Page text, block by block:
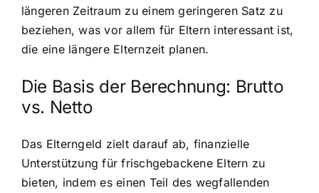
längeren Zeitraum zu einem geringeren Satz zu
beziehen, was vor allem für Eltern interessant ist,
die eine längere Elternzeit planen.
Die Basis der Berechnung: Brutto
vs. Netto
Das Elterngeld zielt darauf ab, finanzielle
Unterstützung für frischgebackene Eltern zu
bieten, indem es einen Teil des wegfallenden